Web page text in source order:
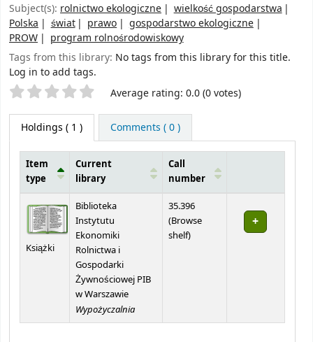
Subject(s): rolnictwo ekologiczne
wielkość gospodarstwa
Polska
świat prawo
gospodarstwo ekologiczne
PROW
program rolnośrodowiskowy
Tags from this library: No tags from this library for this title.
Log in to add tags.
Star ratings Average rating: 0.0 (0 votes)
Holdings ( 1 ) Comments ( 0 )
Item
type
Current
library
Call
number
Książki
Biblioteka
Instytutu
Ekonomiki
Rolnictwa i
Gospodarki
Żywnościowej PIB
w Warszawie
Wypożyczalnia
35.396
(Browse
shelf(Opens below)
)